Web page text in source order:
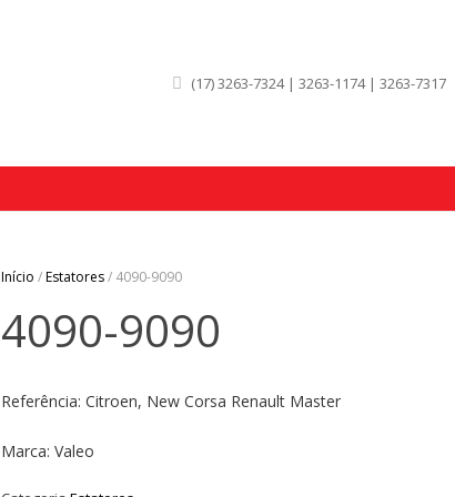
(17) 3263-7324 | 3263-1174 | 3263-7317
Início /Estatores/ 4090-9090
4090-9090
Referência: Citroen, New Corsa Renault Master
Marca: Valeo